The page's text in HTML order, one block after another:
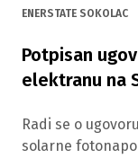
ENERSTATE SOKOLAC
Potpisan
elektranu na
Radi se o
solarne